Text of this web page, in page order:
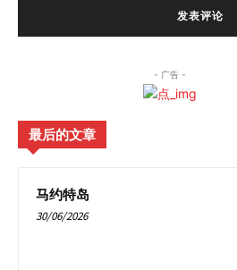
- 广告 -
最后的文章
马约特岛
30/06/2026